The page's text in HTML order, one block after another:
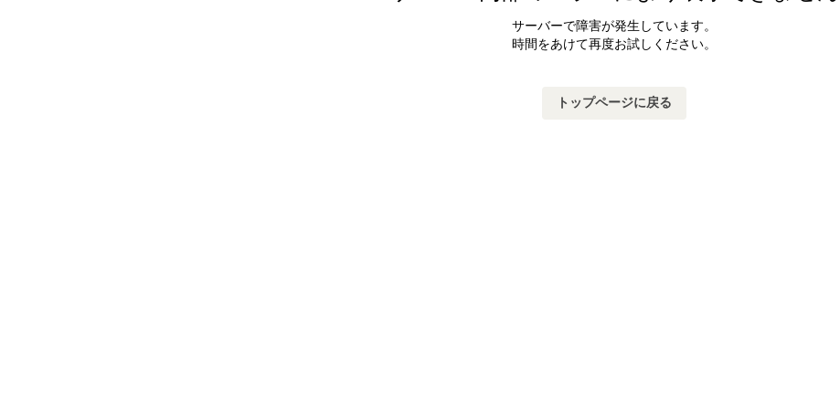
サーバーで障害が発生しています。
時間をあけて再度お試しください。
トップページに戻る